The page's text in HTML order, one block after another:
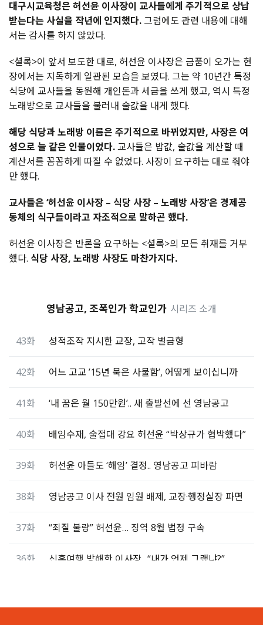
대구시교육청은 허선윤 이사장이 교사들에게 주기적으로 상납
받는다는 사실을 작년에 인지했다. 그럼에도 관련 내용에 대해
서는 감사를 하지 않았다.
<셜록>이 앞서 보도한 대로, 허선윤 이사장은 금품이 오가는 현
장에서는 지독하게 일관된 모습을 보였다. 그는 약 10년간 특정
식당에 교사들을 동원해 개인돈과세금을 쓰게 했고, 역시 특정
노래방으로 교사들을 불러내 술값을 내게 했다.
해당 식당과 노래방 이름은 주기적으로 바뀌었지만, 사장은 여
성으로 늘 같은 인물이었다.교사들은 밥값, 술값을 계산할 때
계산서를 꼼꼼하게 따질 수 없었다. 사장이 요구하는 대로 줘야
만했다.
교사들은 ‘허선윤 이사장 – 식당 사장 – 노래방 사장’은 경제공
동체의 식구들이라고 자조적으로 말하곤 했다.
허선윤 이사장은 반론을 요구하는 <셜록>의 모든 취재를 거부
했다. 식당 사장, 노래방 사장도 마찬가지다.
영남공고, 조폭인가 학교인가 시리즈 소개
43화 성적조작 지시한 교장, 고작 벌금형
42화 어느 고교 ’15년 묵은 사물함’, 어떻게 보이십니까
41화 ‘내 꿈은 월 150만원’.. 새 출발선에 선 영남공고
40화 배임수재, 술접대 강요 허선윤 “박상규가 협박했다”
39화 허선윤 아들도 ‘해임’ 결정.. 영남공고 피바람
38화 영남공고 이사 전원 임원 배제, 교장·행정실장 파면
37화 “죄질 불량” 허선윤… 징역 8월 법정 구속
36화 신혼여행 방해한 이사장.. “내가 언제 그랬냐?”